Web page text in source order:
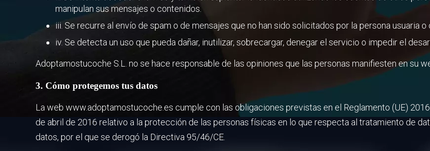
manipulan sus mensajes o contenidos.
iii. Se recurre al envío de spam o de mensajes que no han sido solicitados por la persona usuaria
iv. Se detecta un uso que pueda dañar, inutilizar, sobrecargar, denegar el servicio o impedir el
Adoptamostucoche S.L. no se hace responsable de las opiniones que las personas manifiesten en su
3. Cómo protegemos tus datos
La web www.adoptamostucoche.es cumple con las obligaciones previstas en el Reglamento (UE)
de abril de 2016 relativo a la protección de las personas físicas en lo que respecta al tratamiento de
datos, por el que se derogó la Directiva 95/46/CE.